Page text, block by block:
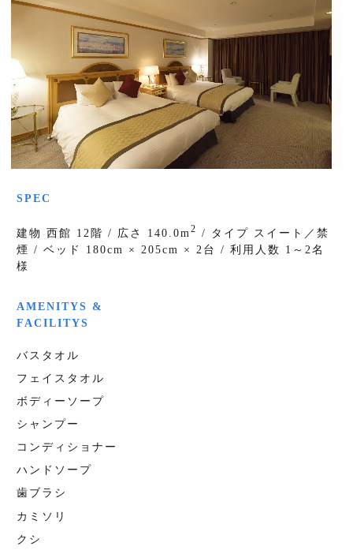
SPEC
建物 西館 12階 / 広さ 140.0m2
/ タイプ スイート／禁
煙 / ベッド 180cm × 205cm × 2台 / 利用人数 1～2名
様
AMENITYS &
FACILITYS
バスタオル
フェイスタオル
ボディーソープ
シャンプー
コンディショナー
ハンドソープ
歯ブラシ
カミソリ
クシ